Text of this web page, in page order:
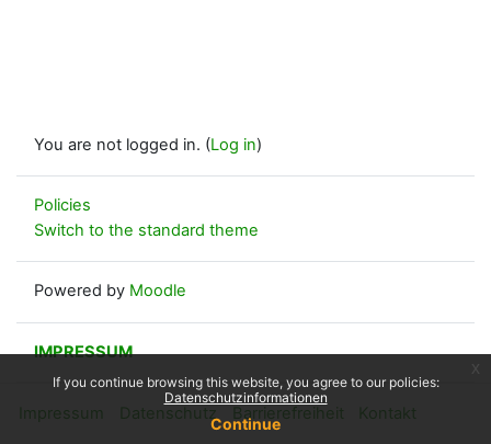
If you continue browsing this website, you agree to our policies:
Datenschutzinformationen
Continue
You are not logged in. (Log in)
Policies
Switch to the standard theme
Powered by Moodle
IMPRESSUM
Impressum Datenschutz Barrierefreiheit Kontakt